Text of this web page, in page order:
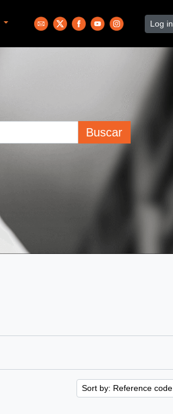
Log in
Buscar
Sort by: Reference code